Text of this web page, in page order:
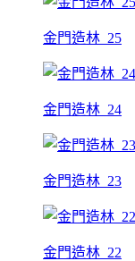
金門造林_25
金門造林_24
金門造林_23
金門造林_22